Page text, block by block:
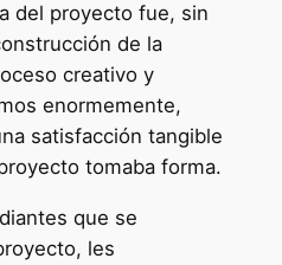
del proyecto fue, sin
de la
creativo y
enormemente,
satisfacción tangible
tomaba forma.
que se
les